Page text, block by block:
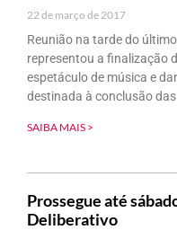
22 de março de 2017
Reunião na tarde do
representou a finalização
espetáculo de música e
destinada à conclusão
SAIBA MAIS >
Prossegue até
Deliberativo